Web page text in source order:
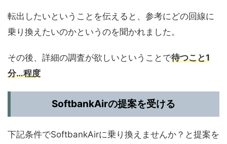
転出したいということを伝えると、参考にどの回線に
乗り換えたいのかというのを聞かれました。
その後、詳細の調査が欲しいということで待つこと1
分…程度
SoftbankAirの提案を受ける
下記条件でSoftbankAirに乗り換えませんか？と提案を